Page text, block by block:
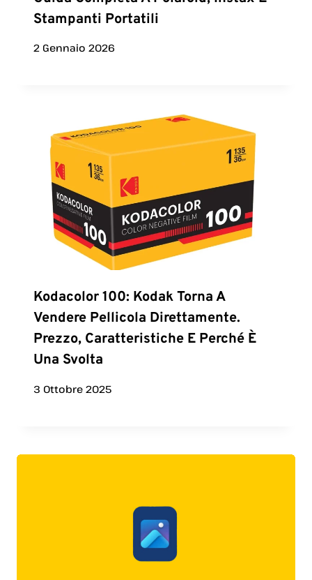
Stampanti Portatili
2 Gennaio 2026
Kodacolor 100: Kodak Torna A
Vendere Pellicola Direttamente.
Prezzo, Caratteristiche E Perché È
Una Svolta
3 Ottobre 2025